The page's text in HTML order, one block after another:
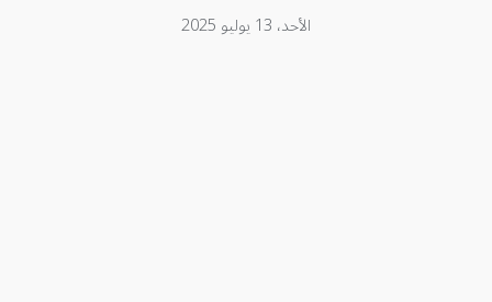
الأحد، 13 يوليو 2025